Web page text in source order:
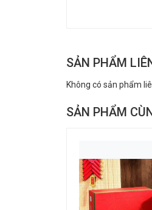
SẢN PHẨM
Không có sản phẩm
SẢN PHẨM